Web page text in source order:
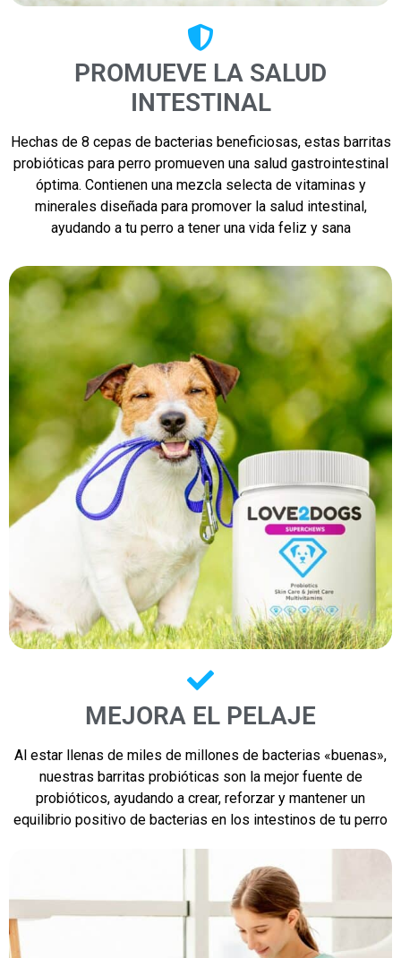
PROMUEVE LA SALUD
INTESTINAL
Hechas de 8 cepas de bacterias beneficiosas, estas barritas
probióticas para perro promueven una salud gastrointestinal
óptima. Contienen una mezcla selecta de vitaminas y
minerales diseñada para promover la salud intestinal,
ayudando a tu perro a tener una vida feliz y sana
MEJORA EL PELAJE
Al estar llenas de miles de millones de bacterias «buenas»,
nuestras barritas probióticas son la mejor fuente de
probióticos, ayudando a crear, reforzar y mantener un
equilibrio positivo de bacterias en los intestinos de tu perro